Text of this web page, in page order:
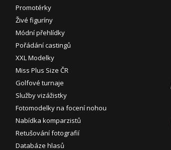
Promotérky
Živé figuríny
Módní přehlídky
Pořádání castingů
XXL Modelky
Miss Plus Size ČR
Golfové turnaje
Služby vizážistky
Fotomodelky na focení nohou
Nabídka komparzistů
Retušování fotografií
Databáze hlasů